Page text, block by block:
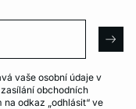
vaše osobní údaje v
obchodních
odkaz „odhlásit“ ve